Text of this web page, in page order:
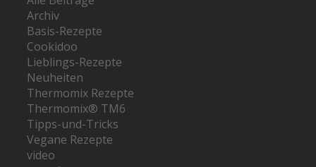
Archiv
Basis-Rezepte
Cookidoo
Lieblings-Rezepte
Neuheiten
Thermomix Rezepte
Thermomix® TM6
Tipps-und-Tricks
Vegane Rezepte
video